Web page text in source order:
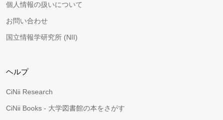
個人情報の扱いについて
お問い合わせ
国立情報学研究所 (NII)
ヘルプ
CiNii Research
CiNii Books - 大学図書館の本をさがす